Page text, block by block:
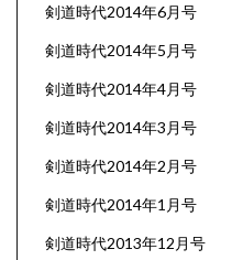
剣道時代2014年6月号
剣道時代2014年5月号
剣道時代2014年4月号
剣道時代2014年3月号
剣道時代2014年2月号
剣道時代2014年1月号
剣道時代2013年12月号